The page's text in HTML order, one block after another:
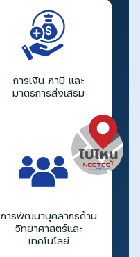
การเงิน ภาษี และ
มาตรการส่งเสริม
การพัฒนาบุคลากรด้าน
วิทยาศาสตร์และ
เทคโนโลยี